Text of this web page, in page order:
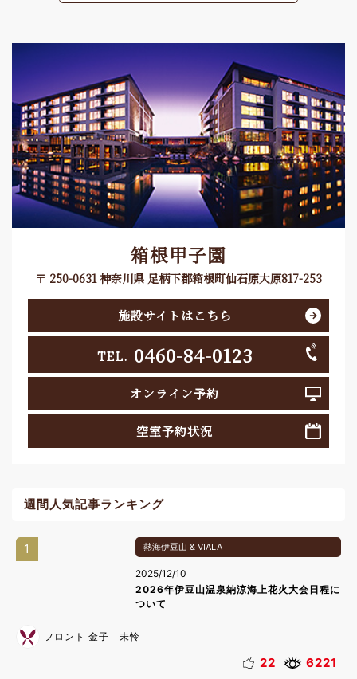
箱根甲子園
〒 250-0631 神奈川県 足柄下郡箱根町仙石原大原817-253
施設サイトはこちら
TEL. 0460-84-0123
オンライン予約
空室予約状況
週間人気記事ランキング
1 熱海伊豆山 & VIALA
2025/12/10
2026年伊豆山温泉納涼海上花火大会日程に
ついて
フロント 金子 未怜
22 6221